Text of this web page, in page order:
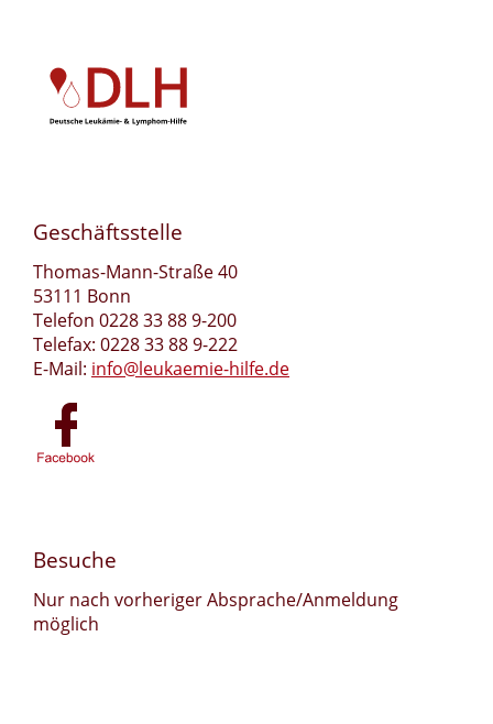
Geschäftsstelle
Thomas-Mann-Straße 40
53111 Bonn
Telefon 0228 33 88 9-200
Telefax: 0228 33 88 9-222
E-Mail: info@leukaemie-hilfe.de
Besuche
Nur nach vorheriger Absprache/Anmeldung
möglich